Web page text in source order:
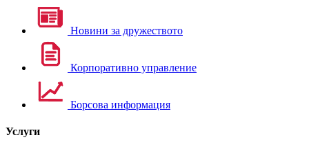
Новини за дружеството
Корпоративно управление
Борсова информация
Услуги